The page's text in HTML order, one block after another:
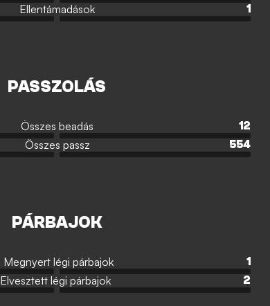
Ellentámadások 1
PASSZOLÁS
Összes beadás
12
Összes passz 554
PÁRBAJOK
Megnyert légi párbajok
1
Elvesztett légi párbajok 2